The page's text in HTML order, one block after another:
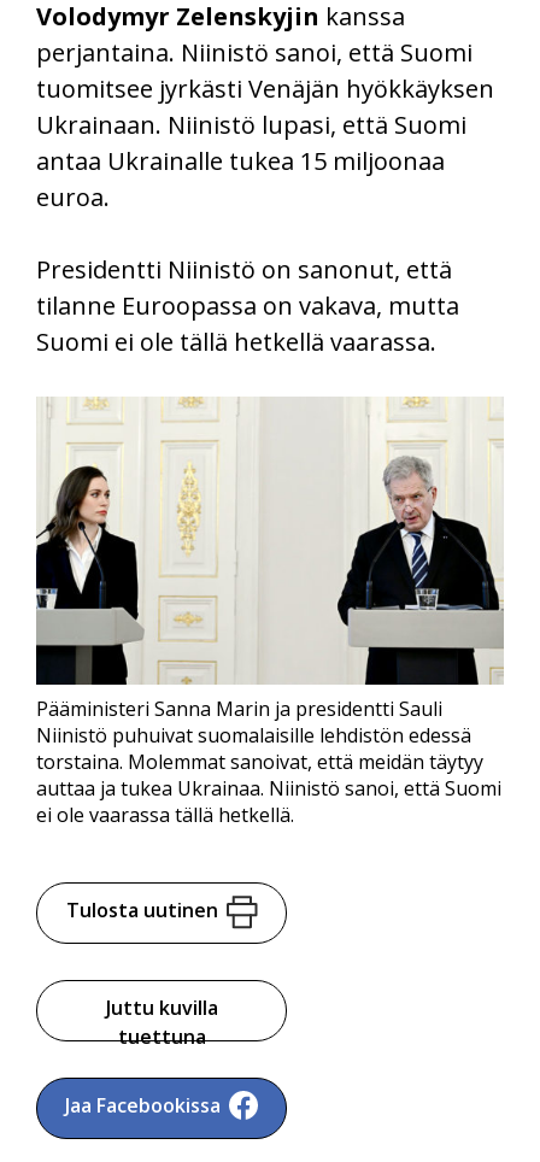
Volodymyr Zelenskyjin kanssa
perjantaina. Niinistö sanoi, että Suomi
tuomitsee jyrkästi Venäjän hyökkäyksen
Ukrainaan. Niinistö lupasi, että Suomi
antaa Ukrainalle tukea 15 miljoonaa
euroa.
Presidentti Niinistö on sanonut, että
tilanne Euroopassa on vakava, mutta
Suomi ei ole tällä hetkellä vaarassa.
Pääministeri Sanna Marin ja presidentti Sauli
Niinistö puhuivat suomalaisille lehdistön edessä
torstaina. Molemmat sanoivat, että meidän täytyy
auttaa ja tukea Ukrainaa. Niinistö sanoi, että Suomi
ei ole vaarassa tällä hetkellä.
Tulosta uutinen
Juttu kuvilla
tuettuna
Jaa Facebookissa